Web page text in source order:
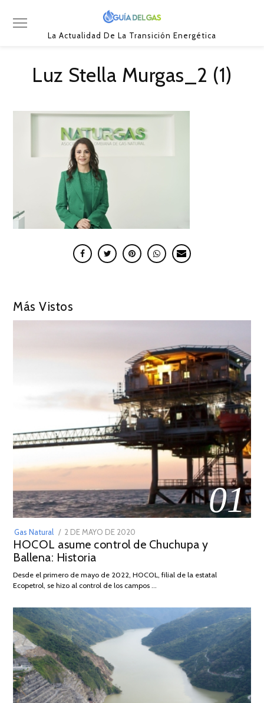
La Actualidad De La Transición Energética
Luz Stella Murgas_2 (1)
Más Vistos
01
Gas Natural
POSTED
ON
2 DE MAYO DE 2020
DE
2026
HOCOL asume control de Chuchupa y
Ballena: Historia
Desde el primero de mayo de 2022, HOCOL, filial de la estatal
Ecopetrol, se hizo al control de los campos …